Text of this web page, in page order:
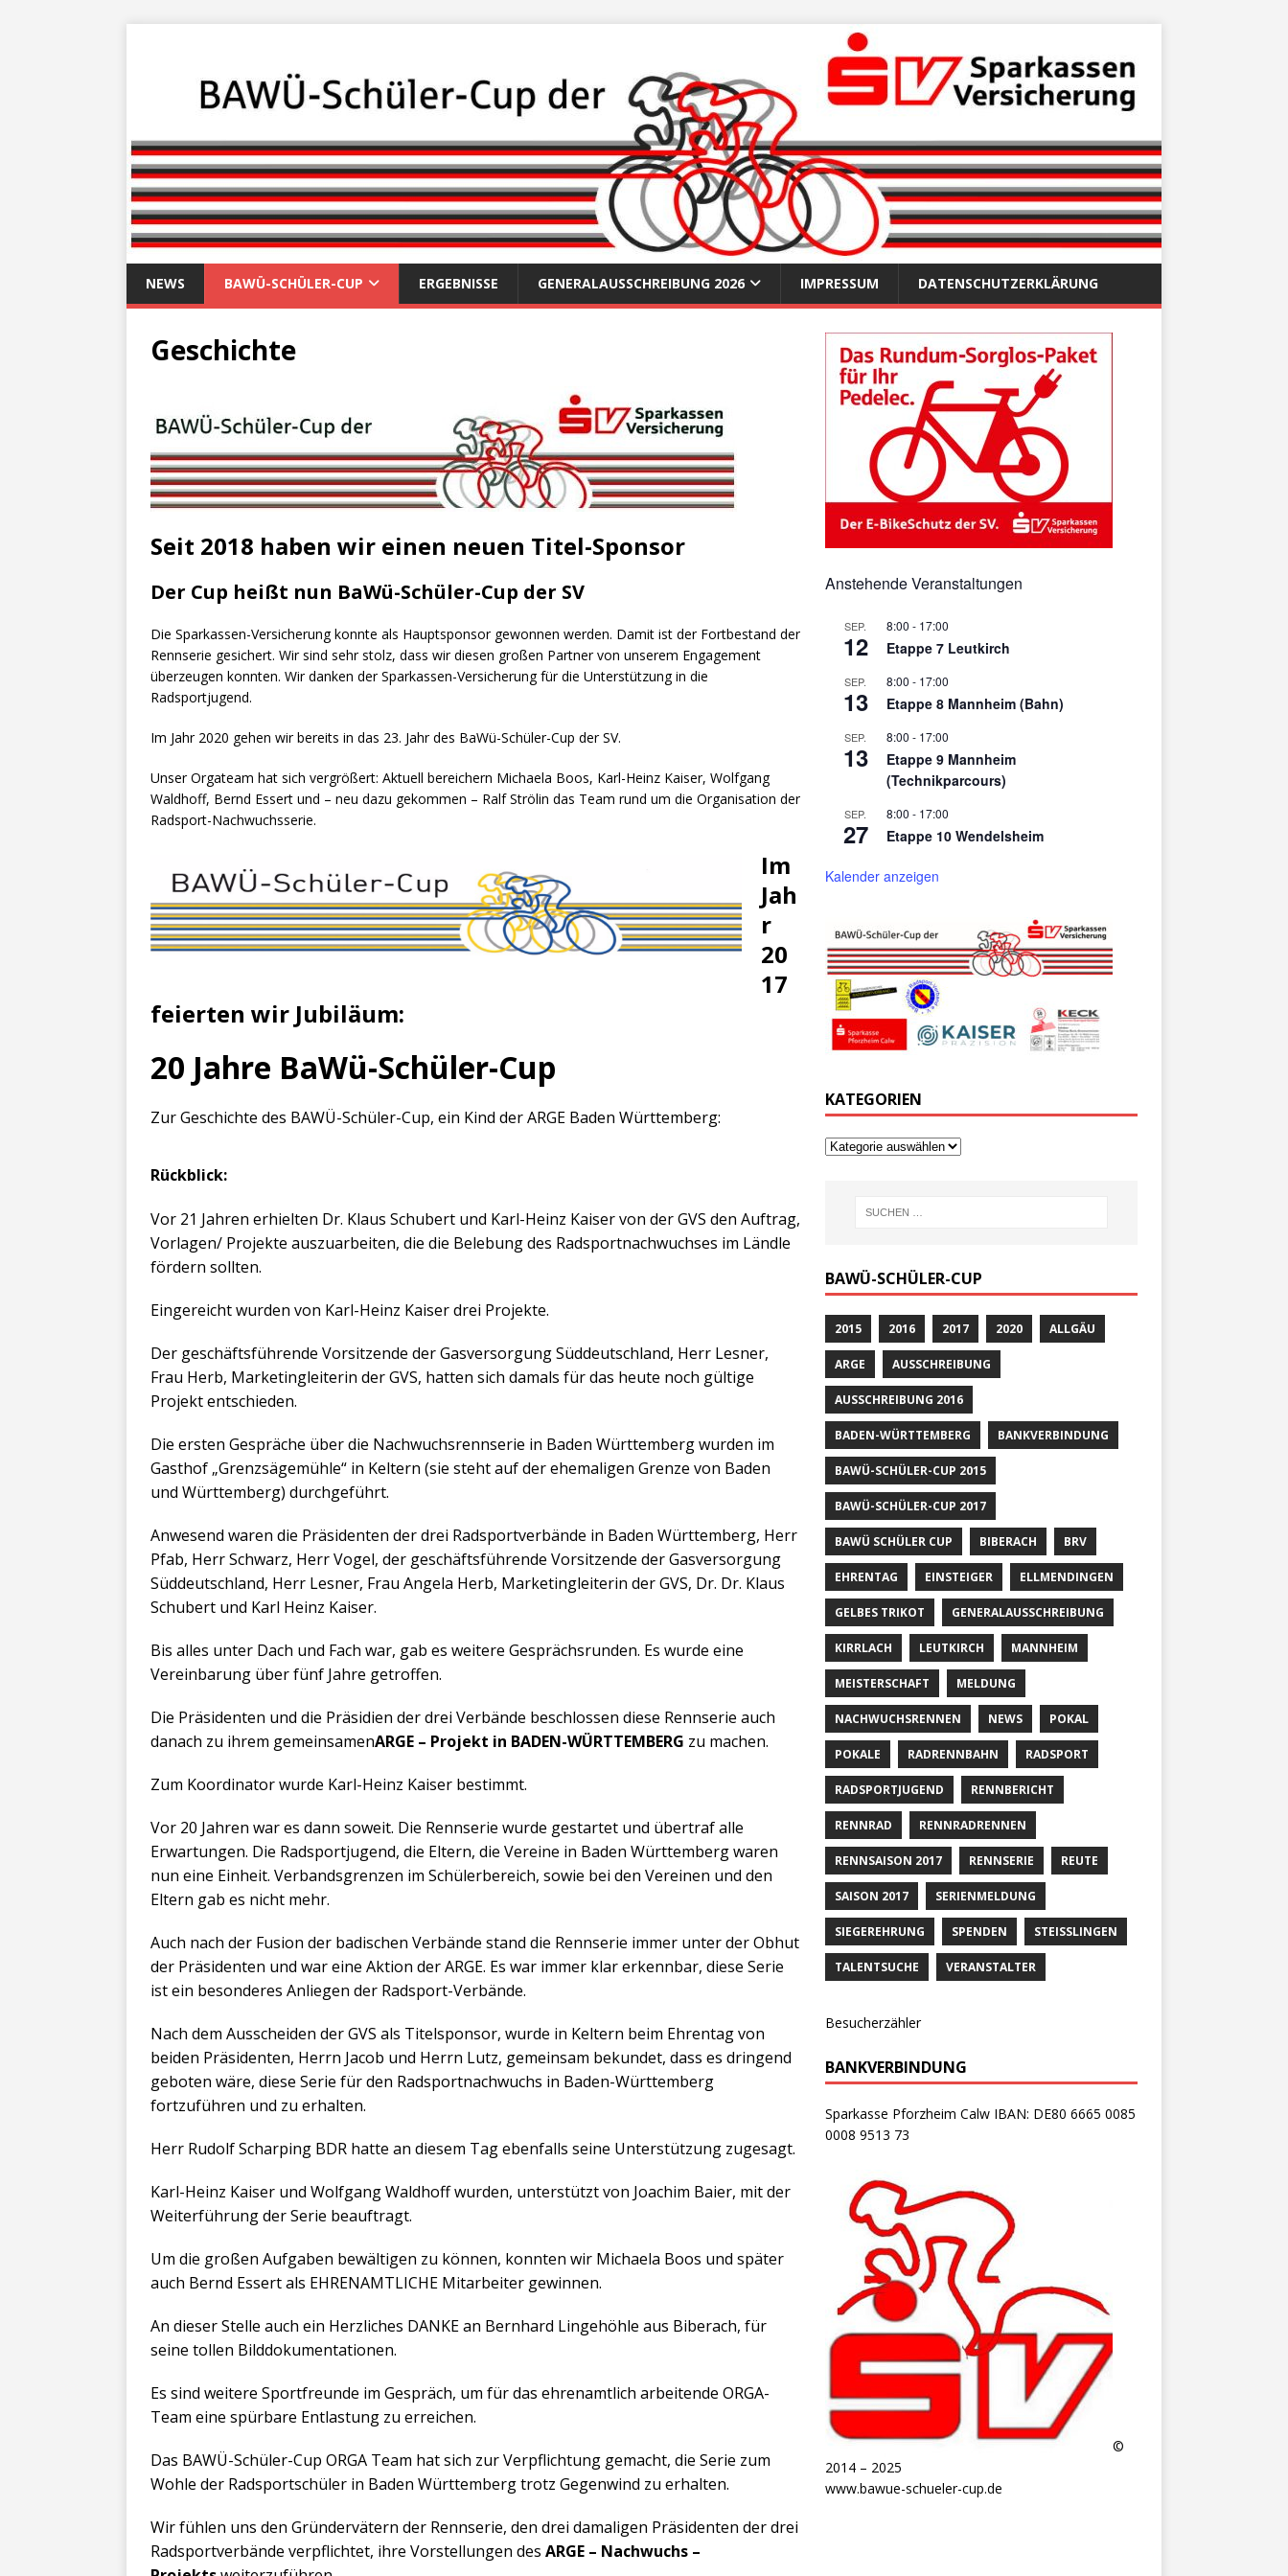
NEWS BAWÜ-SCHÜLER-CUP ERGEBNISSE GENERALAUSSCHREIBUNG 2026 IMPRESSUM DATENSCHUTZERKLÄRUNG
Geschichte
Seit 2018 haben wir einen neuen Titel-Sponsor
Der Cup heißt nun BaWü-Schüler-Cup der SV
Die Sparkassen-Versicherung konnte als Hauptsponsor gewonnen werden. Damit ist der Fortbestand der
Rennserie gesichert. Wir sind sehr stolz, dass wir diesen großen Partner von unserem Engagement
überzeugen konnten. Wir danken der Sparkassen-Versicherung für die Unterstützung in die
Radsportjugend.
Im Jahr 2020 gehen wir bereits in das 23. Jahr des BaWü-Schüler-Cup der SV.
Unser Orgateam hat sich vergrößert: Aktuell bereichern Michaela Boos, Karl-Heinz Kaiser, Wolfgang
Waldhoff, Bernd Essert und – neu dazu gekommen – Ralf Strölin das Team rund um die Organisation der
Radsport-Nachwuchsserie.
Im
Jah
r
20
17
feierten wir Jubiläum:
20 Jahre BaWü-Schüler-Cup
Zur Geschichte des BAWÜ-Schüler-Cup, ein Kind der ARGE Baden Württemberg:
Rückblick:
Vor 21 Jahren erhielten Dr. Klaus Schubert und Karl-Heinz Kaiser von der GVS den Auftrag,
Vorlagen/ Projekte auszuarbeiten, die die Belebung des Radsportnachwuchses im Ländle
fördern sollten.
Eingereicht wurden von Karl-Heinz Kaiser drei Projekte.
Der geschäftsführende Vorsitzende der Gasversorgung Süddeutschland, Herr Lesner,
Frau Herb, Marketingleiterin der GVS, hatten sich damals für das heute noch gültige
Projekt entschieden.
Die ersten Gespräche über die Nachwuchsrennserie in Baden Württemberg wurden im
Gasthof „Grenzsägemühle“ in Keltern (sie steht auf der ehemaligen Grenze von Baden
und Württemberg) durchgeführt.
Anwesend waren die Präsidenten der drei Radsportverbände in Baden Württemberg, Herr
Pfab, Herr Schwarz, Herr Vogel, der geschäftsführende Vorsitzende der Gasversorgung
Süddeutschland, Herr Lesner, Frau Angela Herb, Marketingleiterin der GVS, Dr. Dr. Klaus
Schubert und Karl Heinz Kaiser.
Bis alles unter Dach und Fach war, gab es weitere Gesprächsrunden. Es wurde eine
Vereinbarung über fünf Jahre getroffen.
Die Präsidenten und die Präsidien der drei Verbände beschlossen diese Rennserie auch
danach zu ihrem gemeinsamenARGE – Projekt in BADEN-WÜRTTEMBERG zu machen.
Zum Koordinator wurde Karl-Heinz Kaiser bestimmt.
Vor 20 Jahren war es dann soweit. Die Rennserie wurde gestartet und übertraf alle
Erwartungen. Die Radsportjugend, die Eltern, die Vereine in Baden Württemberg waren
nun eine Einheit. Verbandsgrenzen im Schülerbereich, sowie bei den Vereinen und den
Eltern gab es nicht mehr.
Auch nach der Fusion der badischen Verbände stand die Rennserie immer unter der Obhut
der Präsidenten und war eine Aktion der ARGE. Es war immer klar erkennbar, diese Serie
ist ein besonderes Anliegen der Radsport-Verbände.
Nach dem Ausscheiden der GVS als Titelsponsor, wurde in Keltern beim Ehrentag von
beiden Präsidenten, Herrn Jacob und Herrn Lutz, gemeinsam bekundet, dass es dringend
geboten wäre, diese Serie für den Radsportnachwuchs in Baden-Württemberg
fortzuführen und zu erhalten.
Herr Rudolf Scharping BDR hatte an diesem Tag ebenfalls seine Unterstützung zugesagt.
Karl-Heinz Kaiser und WolfgangWaldhoff wurden, unterstützt von Joachim Baier, mit der
Weiterführung der Serie beauftragt.
Um die großen Aufgaben bewältigen zu können, konnten wir Michaela Boos und später
auch Bernd Essert als EHRENAMTLICHE Mitarbeiter gewinnen.
An dieser Stelle auch ein Herzliches DANKE an Bernhard Lingehöhle aus Biberach, für
seine tollen Bilddokumentationen.
Es sind weitere Sportfreunde im Gespräch, um für das ehrenamtlich arbeitende ORGA-
Team eine spürbare Entlastung zu erreichen.
Das BAWÜ-Schüler-Cup ORGA Team hat sich zur Verpflichtung gemacht, die Serie zum
Wohle der Radsportschüler in Baden Württemberg trotz Gegenwind zu erhalten.
Wir fühlen uns den Gründervätern der Rennserie, den drei damaligen Präsidenten der drei
Radsportverbände verpflichtet, ihre Vorstellungen des ARGE – Nachwuchs –
Anstehende Veranstaltungen
SEP.
12
8:00 - 17:00
Etappe 7 Leutkirch
SEP.
13
8:00 - 17:00
Etappe 8 Mannheim (Bahn)
SEP.
13
8:00 - 17:00
Etappe 9 Mannheim
(Technikparcours)
SEP.
27
8:00 - 17:00
Etappe 10 Wendelsheim
Kalender anzeigen
KATEGORIEN
BAWÜ-SCHÜLER-CUP
2015 2016 2017 2020 ALLGÄU
ARGE AUSSCHREIBUNG
AUSSCHREIBUNG 2016
BADEN-WÜRTTEMBERG BANKVERBINDUNG
BAWÜ-SCHÜLER-CUP 2015
BAWÜ-SCHÜLER-CUP 2017
BAWÜ SCHÜLER CUP BIBERACH BRV
EHRENTAG EINSTEIGER ELLMENDINGEN
GELBES TRIKOT GENERALAUSSCHREIBUNG
KIRRLACH LEUTKIRCH MANNHEIM
MEISTERSCHAFT MELDUNG
NACHWUCHSRENNEN NEWS POKAL
POKALE RADRENNBAHN RADSPORT
RADSPORTJUGEND RENNBERICHT
RENNRAD RENNRADRENNEN
RENNSAISON 2017 RENNSERIE REUTE
SAISON 2017 SERIENMELDUNG
SIEGEREHRUNG SPENDEN STEISSLINGEN
TALENTSUCHE VERANSTALTER
Besucherzähler
BANKVERBINDUNG
Sparkasse Pforzheim Calw IBAN: DE80 6665 0085
0008 9513 73
©
2014 – 2025
www.bawue-schueler-cup.de